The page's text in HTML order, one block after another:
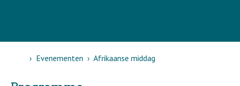
HomeEvenementen Afrikaanse middag